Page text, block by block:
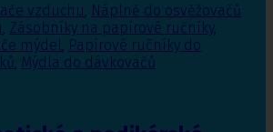
vzduchu, Náplně do osvěžovačů
, Zásobníky na papírové ručníky,
mýdel, Papírové ručníky do
, Mýdla do dávkovačů